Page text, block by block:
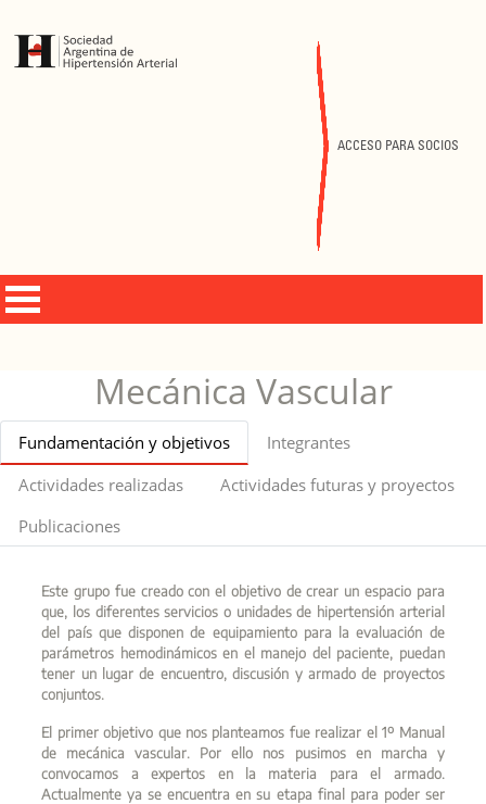
ACCESO PARA SOCIOS
Mecánica Vascular
Fundamentación y objetivos
Integrantes
Actividades realizadas
Actividades futuras y proyectos
Publicaciones
Este grupo fue creado con el objetivo de crear un espacio para
que, los diferentes servicios o unidades de hipertensión arterial
del país que disponen de equipamiento para la evaluación de
parámetros hemodinámicos en el manejo del paciente, puedan
tener un lugar de encuentro, discusión y armado de proyectos
conjuntos.
El primer objetivo que nos planteamos fue realizar el 1º Manual
de mecánica vascular. Por ello nos pusimos en marcha y
convocamos a expertos en la materia para el armado.
Actualmente ya se encuentra en su etapa final para poder ser